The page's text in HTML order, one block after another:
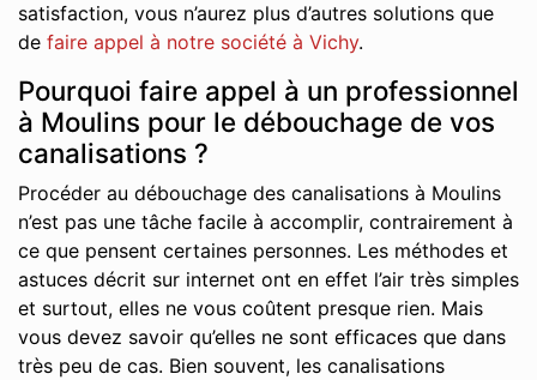
satisfaction, vous n’aurez plus d’autres solutions que
de faire appel à notre société à Vichy.
Pourquoi faire appel à un professionnel
à Moulins pour le débouchage de vos
canalisations ?
Procéder au débouchage des canalisations à Moulins
n’est pas une tâche facile à accomplir, contrairement à
ce que pensent certaines personnes. Les méthodes et
astuces décrit sur internet ont en effet l’air très simples
et surtout, elles ne vous coûtent presque rien. Mais
vous devez savoir qu’elles ne sont efficaces que dans
très peu de cas. Bien souvent, les canalisations